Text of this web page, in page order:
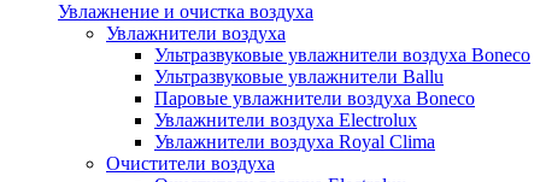
Увлажнение и очистка воздуха
Увлажнители воздуха
Ультразвуковые увлажнители воздуха Boneco
Ультразвуковые увлажнители Ballu
Паровые увлажнители воздуха Boneco
Увлажнители воздуха Electrolux
Увлажнители воздуха Royal Clima
Очистители воздуха